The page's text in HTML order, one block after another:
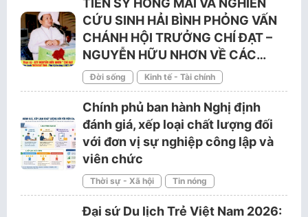
TIẾN SỸ HỒNG MAI VÀ NGHIÊN
CỨU SINH HẢI BÌNH PHỎNG VẤN
CHÁNH HỘI TRƯỞNG CHÍ ĐẠT –
NGUYỄN HỮU NHƠN VỀ CÁC…
Đời sống Kinh tế - Tài chính
Chính phủ ban hành Nghị định
đánh giá, xếp loại chất lượng đối
với đơn vị sự nghiệp công lập và
viên chức
Thời sự - Xã hội Tin nóng
Đại sứ Du lịch Trẻ Việt Nam 2026: